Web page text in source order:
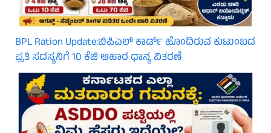
BPL Ration Update:ಬಿಪಿಎಲ್‌ ಕಾರ್ಡ್ ಹೊಂದಿರುವ ಕುಟುಂಬದ
ಪ್ರತಿ ಸದಸ್ಯನಿಗೆ 10 ಕೆಜಿ ಆಹಾರ ಧಾನ್ಯ ವಿತರಣೆ